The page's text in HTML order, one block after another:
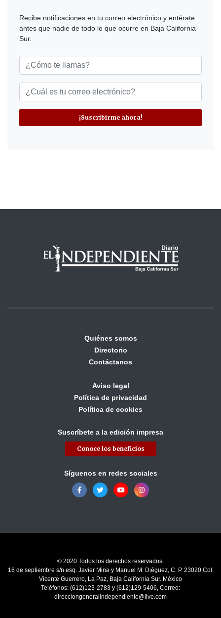
Recibe notificaciones en tu correo electrónico y entérate
antes que nadie de todo lo que ocurre en Baja California
Sur.
¡Suscribirme ahora!
Quiénes somos
Directorio
Contáctanos
Aviso legal
Política de privacidad
Política de cookies
Suscríbete a la edición impresa
Conoce los beneficios
Síguenos en redes sociales
© 2020 Todos los derechos reservados.
16 de septiembre s/n esq. Javier Mina y Manuel M. Diéguez, C. P. 23020 Col.
Vicente Guerrero, La Paz, Baja California Sur. México
Teléfonos: (612)123-2783 y (612)129-5406, Correo:
direcciongeneralindependiente@live.com